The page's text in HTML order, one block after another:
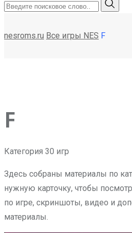
nesroms.ru Все игры NES F
F
Категория 30 игр
Здесь собраны материалы по
нужную карточку, чтобы
по игре, скриншоты, видео и
материалы.